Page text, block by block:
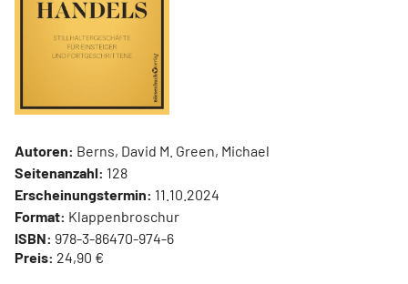
Autoren: Berns, David M. Green, Michael
Seitenanzahl: 128
Erscheinungstermin: 11.10.2024
Format: Klappenbroschur
ISBN: 978-3-86470-974-6
Preis: 24,90 €